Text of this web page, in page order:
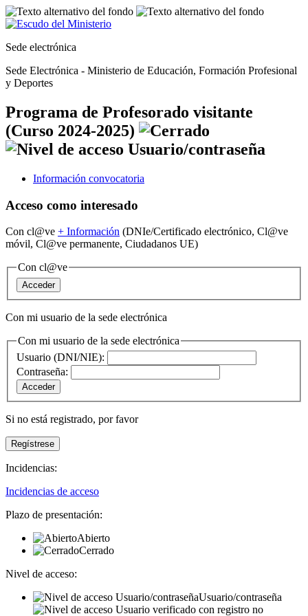
Sede electrónica
Sede Electrónica - Ministerio de Educación, Formación Profesional
y Deportes
Programa de Profesorado visitante
(Curso 2024-2025)
Información convocatoria
Acceso como interesado
Con cl@ve + Información (DNIe/Certificado electrónico, Cl@ve
móvil, Cl@ve permanente, Ciudadanos UE)
Con cl@ve
Con mi usuario de la sede electrónica
Con mi usuario de la sede electrónica
Usuario (DNI/NIE):
Contraseña:
Si no está registrado, por favor
Incidencias:
Incidencias de acceso
Plazo de presentación:
Abierto
Cerrado
Nivel de acceso:
Usuario/contraseña